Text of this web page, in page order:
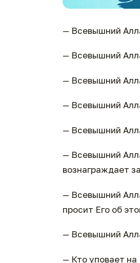
— Всевышний
— Всевышний
— Всевышний
— Всевышний
— Всевышний
— Всевышний
вознаграждает
— Всевышний
просит Его об
— Всевышний
— Кто уповает